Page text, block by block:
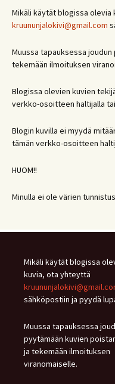
Mikäli käytät blogissa
kruununjalokivi@gmail.com
Muussa tapauksessa
tekemään ilmoituksen
Blogissa olevien kuvien
verkko-osoitteen haltijalla
Blogin kuvilla ei myydä
tämän verkko-osoitteen
HUOM!!
Minulla ei ole värien
Mikäli käytät blogissa
kuvia, ota yhteyttä
sähköpostiin ja pyydä
Muussa tapauksessa
pyytämään kuvien
ja tekemään ilmoituksen
viranomaiselle.